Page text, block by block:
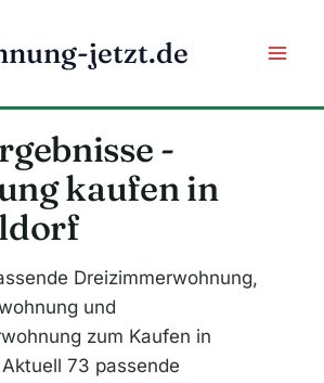
jetzt.de
-
kaufen in
Dreizimmerwohnung,
und
zum Kaufen in
73 passende